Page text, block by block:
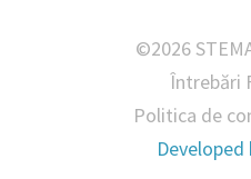
©2026
Întrebări
Politica de
Developed